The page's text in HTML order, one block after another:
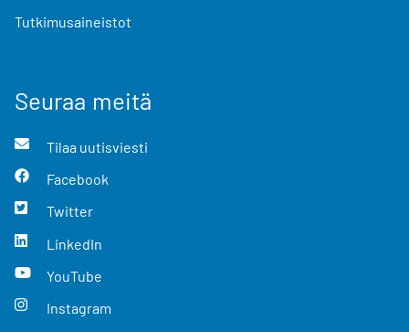
Tutkimusaineistot
Seuraa meitä
Tilaa uutisviesti
Facebook
Twitter
LinkedIn
YouTube
Instagram